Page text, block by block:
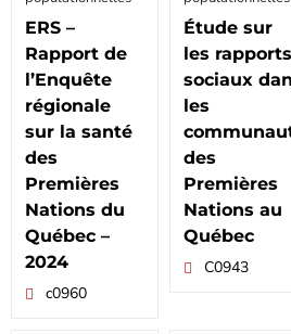
ERS –
Rapport de
l’Enquête
régionale
sur la santé
des
Premières
Nations du
Québec –
2024
c0960
Étude sur
les rapports
sociaux
les
des
Premières
Nations au
Québec
C0943